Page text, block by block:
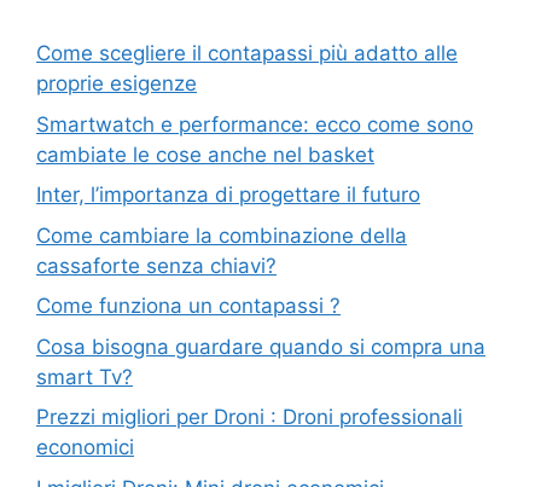
Come scegliere il contapassi più adatto alle
proprie esigenze
Smartwatch e performance: ecco come sono
cambiate le cose anche nel basket
Inter, l’importanza di progettare il futuro
Come cambiare la combinazione della
cassaforte senza chiavi?
Come funziona un contapassi ?
Cosa bisogna guardare quando si compra una
smart Tv?
Prezzi migliori per Droni : Droni professionali
economici